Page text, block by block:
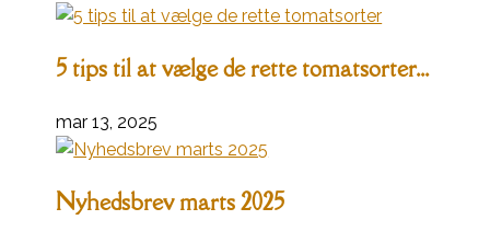
5 tips til at vælge de rette tomatsorter...
mar 13, 2025
Nyhedsbrev marts 2025